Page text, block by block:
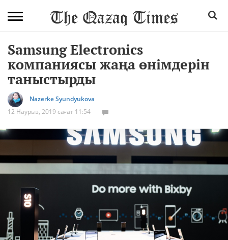
Samsung Electronics
компаниясы жаңа өнімдерін
таныстырды
Nazerke Syundyukova
12 Наурыз, 2019 сағат 11:54